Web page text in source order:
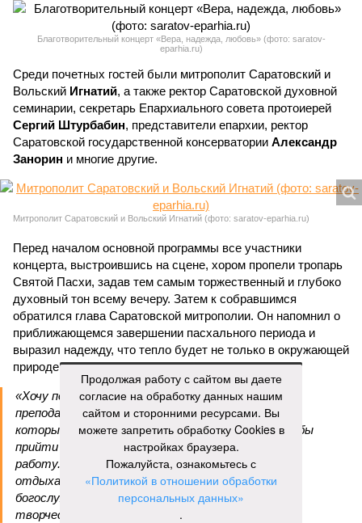
Благотворительный концерт «Вера, надежда, любовь» (фото: saratov-
eparhia.ru)
Среди почетных гостей были митрополит Саратовский и
Вольский Игнатий, а также ректор Саратовской духовной
семинарии, секретарь Епархиального совета протоиерей
Сергий Штурбабин, представители епархии, ректор
Саратовской государственной консерватории Александр
Занорин и многие другие.
Митрополит Саратовский и Вольский Игнатий (фото: saratov-eparhia.ru)
Перед началом основной программы все участники
концерта, выстроившись на сцене, хором пропели тропарь
Святой Пасхи, задав тем самым торжественный и глубоко
духовный тон всему вечеру. Затем к собравшимся
обратился глава Саратовской митрополии. Он напомнил о
приближающемся завершении пасхального периода и
выразил надежду, что тепло будет не только в окружающей
природе, но и в душах собравшихся людей.
«Хочу поблагодарить всех родителей,
преподавателей, наставников, самих учащихся,
которые свои выходные дни тратят на то, чтобы
прийти в храм, чтобы продолжать внеклассную
работу. Большинство учеников в выходные
отдыхают, а эти ребята идут в церковь на
богослужение, занимаются музыкой и другим
творчеством», – заявил митрополит Игнатий.
Продолжая работу с сайтом вы даете
согласие на обработку данных нашим
сайтом и сторонними ресурсами. Вы
можете запретить обработку Cookies в
настройках браузера.
Пожалуйста, ознакомьтесь с
«Политикой в отношении обработки
персональных данных»
.